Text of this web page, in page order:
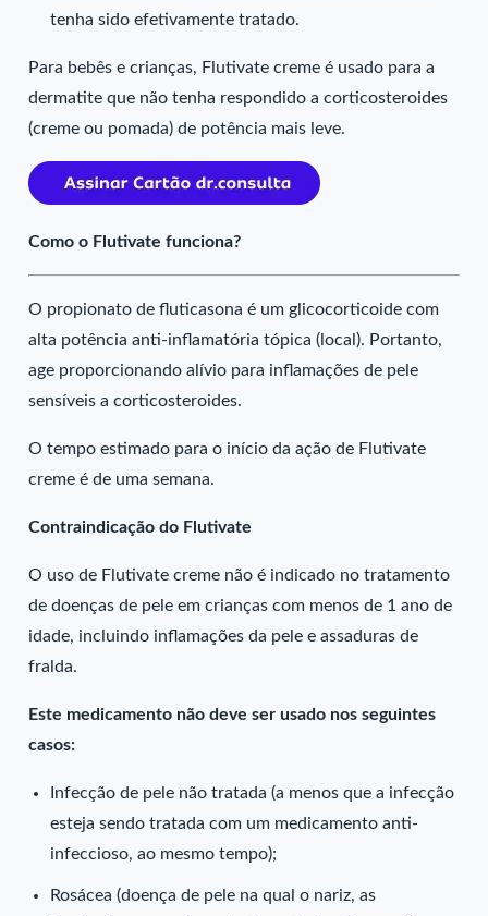
tenha sido efetivamente tratado.
Para bebês e crianças, Flutivate creme é usado para a
dermatite que não tenha respondido a corticosteroides
(creme ou pomada) de potência mais leve.
Como o Flutivate funciona?
O propionato de fluticasona é um glicocorticoide com
alta potência anti-inflamatória tópica (local). Portanto,
age proporcionando alívio para inflamações de pele
sensíveis a corticosteroides.
O tempo estimado para o início da ação de Flutivate
creme é de uma semana.
Contraindicação do Flutivate
O uso de Flutivate creme não é indicado no tratamento
de doenças de pele em crianças com menos de 1 ano de
idade, incluindo inflamações da pele e assaduras de
fralda.
Este medicamento não deve ser usado nos seguintes
casos:
Infecção de pele não tratada (a menos que a infecção
esteja sendo tratada com um medicamento anti-
infeccioso, ao mesmo tempo);
Rosácea (doença de pele na qual o nariz, as